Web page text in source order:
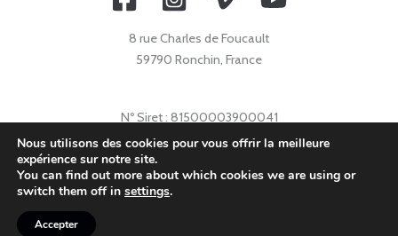
8 rue Charles de Foucault
59790 Ronchin, France
Nº Siret : 81500003900041
Nº Licence : 2021009632
Code APE : 9001Z
© 2026 Collectif Primavez |
Nous utilisons des cookies pour vous offrir la meilleure
expérience sur notre site.
You can find out more about which cookies we are using or
switch them off in settings.
Accepter